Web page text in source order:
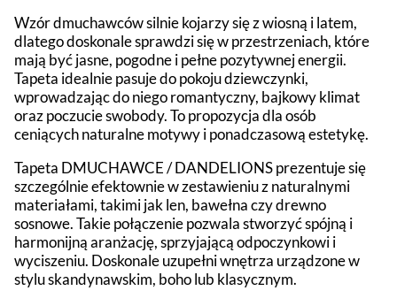
Wzór dmuchawców silnie kojarzy się z wiosną i latem,
dlatego doskonale sprawdzi się w przestrzeniach, które
mają być jasne, pogodne i pełne pozytywnej energii.
Tapeta idealnie pasuje do pokoju dziewczynki,
wprowadzając do niego romantyczny, bajkowy klimat
oraz poczucie swobody. To propozycja dla osób
ceniących naturalne motywy i ponadczasową estetykę.
Tapeta DMUCHAWCE / DANDELIONS prezentuje się
szczególnie efektownie w zestawieniu z naturalnymi
materiałami, takimi jak len, bawełna czy drewno
sosnowe. Takie połączenie pozwala stworzyć spójną i
harmonijną aranżację, sprzyjającą odpoczynkowi i
wyciszeniu. Doskonale uzupełni wnętrza urządzone w
stylu skandynawskim, boho lub klasycznym.